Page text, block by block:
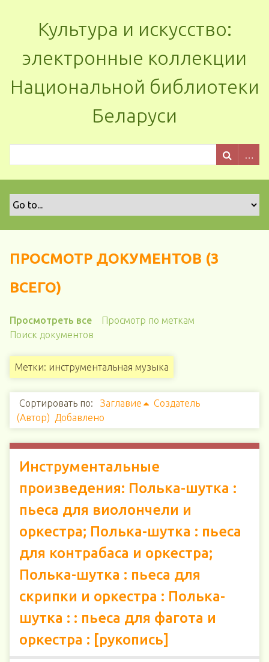
Культура и искусство:
электронные коллекции
Национальной библиотеки
Беларуси
ПРОСМОТР ДОКУМЕНТОВ (3
ВСЕГО)
Просмотреть все
Просмотр по меткам
Поиск документов
Метки: инструментальная музыка
Сортировать по: Заглавие
Создатель
(Автор)
Добавлено
Инструментальные
произведения: Полька-шутка :
пьеса для виолончели и
оркестра; Полька-шутка : пьеса
для контрабаса и оркестра;
Полька-шутка : пьеса для
скрипки и оркестра : Полька-
шутка : : пьеса для фагота и
оркестра : [рукопись]